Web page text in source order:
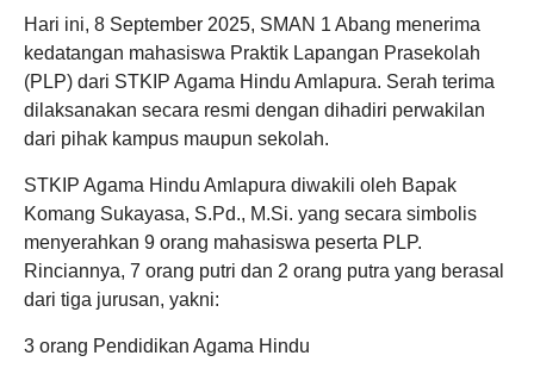
Hari ini, 8 September 2025, SMAN 1 Abang menerima
kedatangan mahasiswa Praktik Lapangan Prasekolah
(PLP) dari STKIP Agama Hindu Amlapura. Serah terima
dilaksanakan secara resmi dengan dihadiri perwakilan
dari pihak kampus maupun sekolah.
STKIP Agama Hindu Amlapura diwakili oleh Bapak
Komang Sukayasa, S.Pd., M.Si. yang secara simbolis
menyerahkan 9 orang mahasiswa peserta PLP.
Rinciannya, 7 orang putri dan 2 orang putra yang berasal
dari tiga jurusan, yakni:
3 orang Pendidikan Agama Hindu